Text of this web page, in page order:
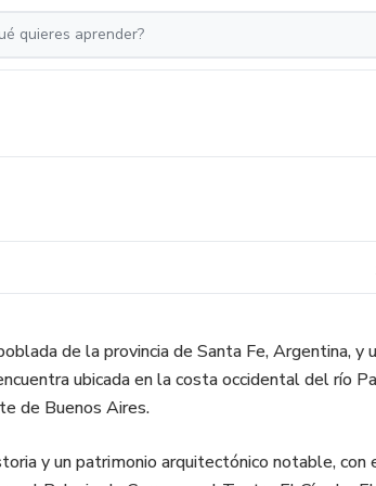
de la provincia de Santa Fe, Argentina, y
ubicada en la costa occidental del río
de Buenos Aires.
y un patrimonio arquitectónico notable, con